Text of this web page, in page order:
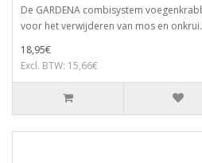
De GARDENA combisystem
voor het verwijderen van mos en
18,95€
Excl. BTW: 15,66€